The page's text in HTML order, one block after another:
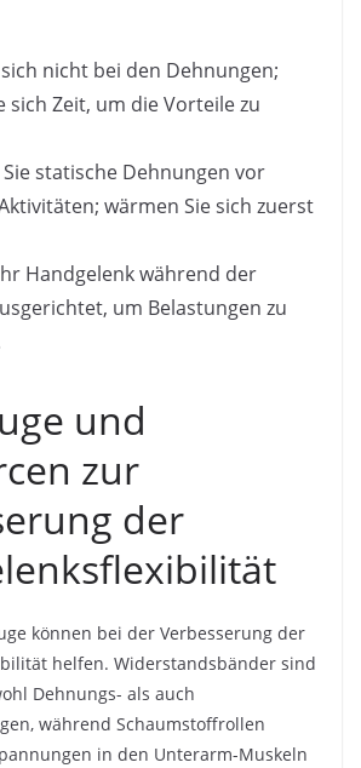
nicht bei den Dehnungen;
sich Zeit, um die Vorteile zu
statische Dehnungen vor
wärmen Sie sich zuerst
Handgelenk während der
um Belastungen zu
und
zur
der
können bei der Verbesserung der
helfen. Widerstandsbänder sind
Dehnungs- als auch
während Schaumstoffrollen
in den Unterarm-Muskeln